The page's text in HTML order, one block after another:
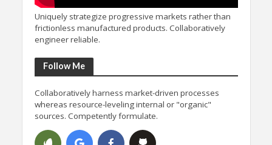
Uniquely strategize progressive markets rather than
frictionless manufactured products. Collaboratively
engineer reliable.
Follow Me
Collaboratively harness market-driven processes
whereas resource-leveling internal or "organic"
sources. Competently formulate.